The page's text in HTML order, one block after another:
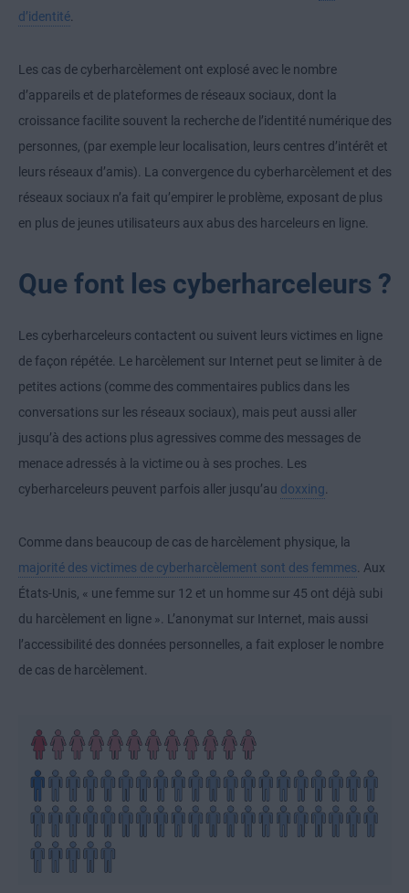
d’identité.
Les cas de cyberharcèlement ont explosé avec le nombre
d’appareils et de plateformes de réseaux sociaux, dont la
croissance facilite souvent la recherche de l’identité numérique des
personnes, (par exemple leur localisation, leurs centres d’intérêt et
leurs réseaux d’amis). La convergence du cyberharcèlement et des
réseaux sociaux n’a fait qu’empirer le problème, exposant de plus
en plus de jeunes utilisateurs aux abus des harceleurs en ligne.
Que font les cyberharceleurs ?
Les cyberharceleurs contactent ou suivent leurs victimes en ligne
de façon répétée. Le harcèlement sur Internet peut se limiter à de
petites actions (comme des commentaires publics dans les
conversations sur les réseaux sociaux), mais peut aussi aller
jusqu’à des actions plus agressives comme des messages de
menace adressés à la victime ou à ses proches. Les
cyberharceleurs peuvent parfois aller jusqu’au doxxing.
Comme dans beaucoup de cas de harcèlement physique, la
majorité des victimes de cyberharcèlement sont des femmes. Aux
États-Unis, « une femme sur 12 et un homme sur 45 ont déjà subi
du harcèlement en ligne ». L’anonymat sur Internet, mais aussi
l’accessibilité des données personnelles, a fait exploser le nombre
de cas de harcèlement.